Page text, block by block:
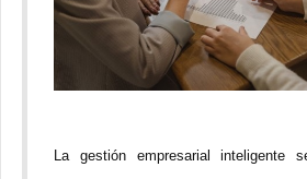
La gestión empresarial inteligente